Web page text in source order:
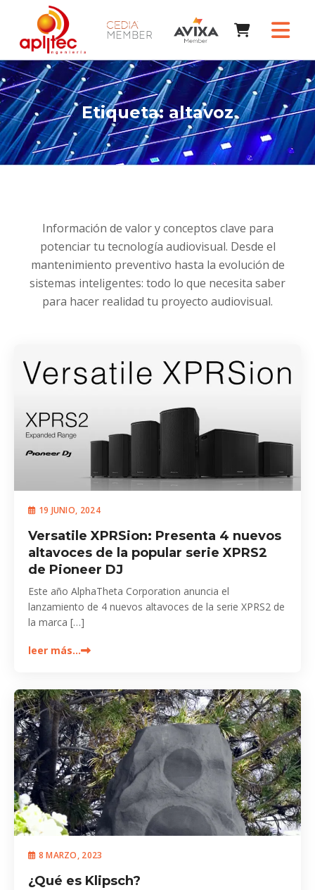
Etiqueta:altavoz
Información de valor y conceptos clave para
potenciar tu tecnología audiovisual. Desde el
mantenimiento preventivo hasta la evolución de
sistemas inteligentes: todo lo que necesita saber
para hacer realidad tu proyecto audiovisual.
19 JUNIO, 2024
Versatile XPRSion: Presenta 4 nuevos
altavoces de la popular serie XPRS2
de Pioneer DJ
Este año AlphaTheta Corporation anuncia el
lanzamiento de 4 nuevos altavoces de la serie XPRS2 de
la marca […]
leer más…
8 MARZO, 2023
¿Qué es Klipsch?